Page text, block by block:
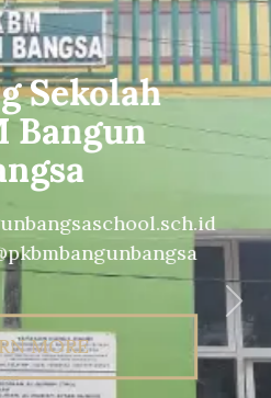
Sekolah
Bangun
MORE